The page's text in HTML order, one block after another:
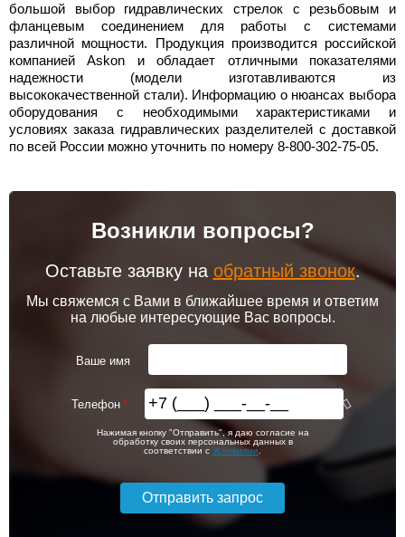
большой выбор гидравлических стрелок с резьбовым и
фланцевым соединением для работы с системами
различной мощности. Продукция производится российской
компанией Askon и обладает отличными показателями
надежности (модели изготавливаются из
высококачественной стали). Информацию о нюансах выбора
оборудования с необходимыми характеристиками и
условиях заказа гидравлических разделителей с доставкой
по всей России можно уточнить по номеру 8-800-302-75-05.
Возникли вопросы?
Оставьте заявку на обратный звонок.
Мы свяжемся с Вами в ближайшее время и ответим
на любые интересующие Вас вопросы.
Ваше имя
Телефон
Нажимая кнопку "Отправить", я даю согласие на
обработку своих персональных данных в
соответствии с Условиями